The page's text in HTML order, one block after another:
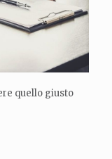
quello giusto